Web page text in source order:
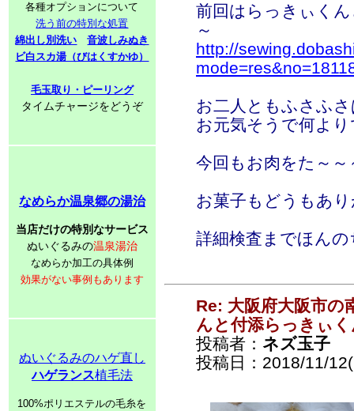
各種オプションについて
洗う前の特別な処置
綿出し別洗い
音波しみぬき
ビ白スカ湯（びはくすかゆ）
毛玉取り・ピーリング
タイムチャージをどうぞ
なめらか温泉郷の湯治
当店だけの特別なサービス
ぬいぐるみの温泉湯治
なめらか加工の具体例
効果がない事例もあります
ぬいぐるみのハゲ直し
ハゲランス植毛法
100%ポリエステルの毛糸を
前回はらっきぃく
～
http://
お二人ともふさふ
お元気そうで何よ
今回もお肉をた～
お菓子もどうもあ
詳細検査までほん
Re: 大阪府大阪市の
んと付添らっきぃ
投稿者： ネズ玉子
投稿日：2018/11/